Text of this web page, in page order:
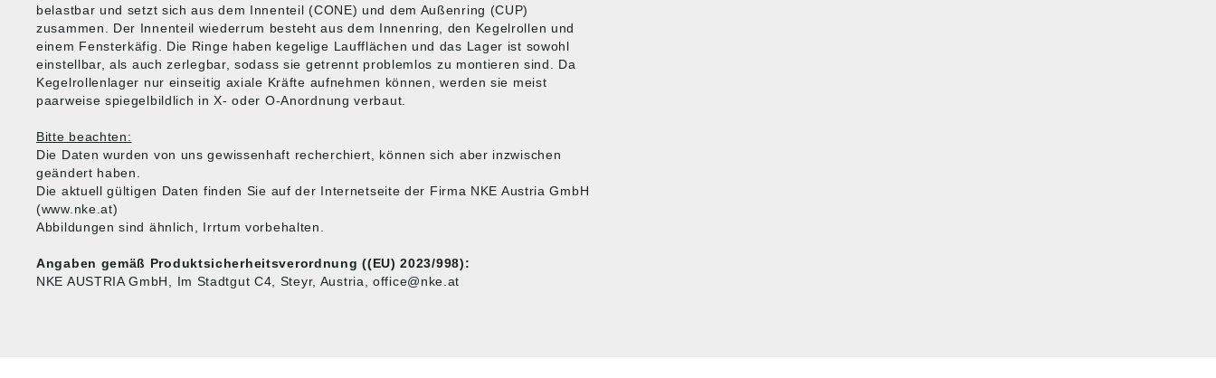
belastbar und setzt sich aus dem Innenteil (CONE) und dem Außenring (CUP)
zusammen. Der Innenteil wiederrum besteht aus dem Innenring, den Kegelrollen und
einem Fensterkäfig. Die Ringe haben kegelige Laufflächen und das Lager ist sowohl
einstellbar, als auch zerlegbar, sodass sie getrennt problemlos zu montieren sind. Da
Kegelrollenlager nur einseitig axiale Kräfte aufnehmen können, werden sie meist
paarweise spiegelbildlich in X- oder O-Anordnung verbaut.
Bitte beachten:
Die Daten wurden von uns gewissenhaft recherchiert, können sich aber inzwischen
geändert haben.
Die aktuell gültigen Daten finden Sie auf der Internetseite der Firma NKE Austria GmbH
(www.nke.at)
Abbildungen sind ähnlich, Irrtum vorbehalten.
Angaben gemäß Produktsicherheitsverordnung ((EU) 2023/998):
NKE AUSTRIA GmbH, Im Stadtgut C4, Steyr, Austria, office@nke.at